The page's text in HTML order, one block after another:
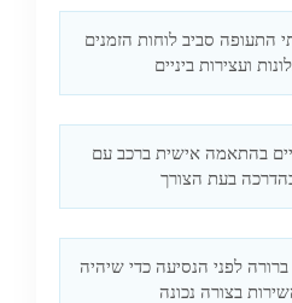
התעופה סביב לוחות הזמנים
ועצירות ביניים
בהתאמה אישית ברכב עם
בעת הצורך
לפני הנסיעה כדי שיהיה
בצורה נכונה